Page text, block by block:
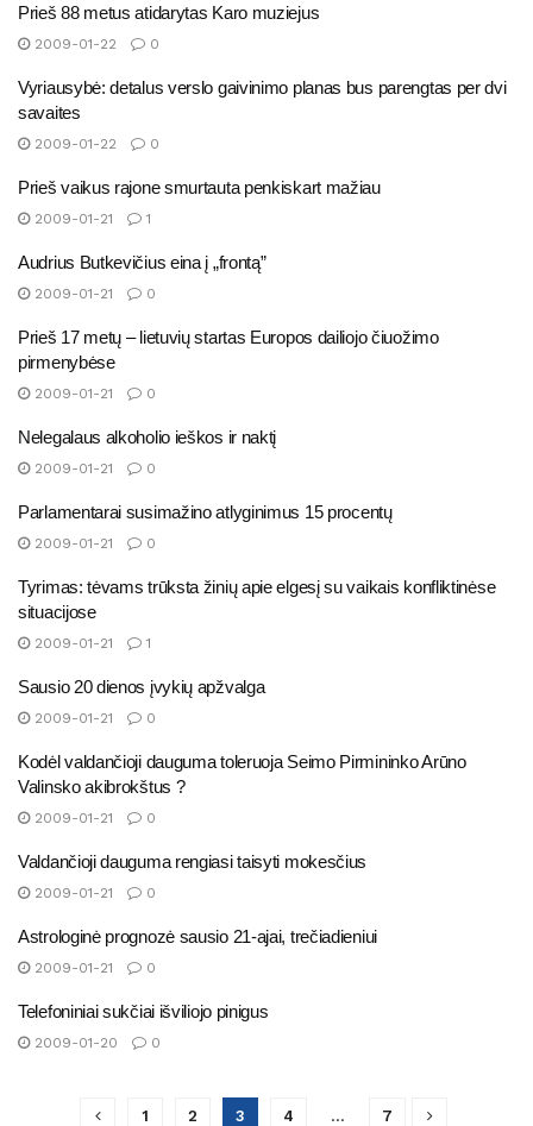
Prieš 88 metus atidarytas Karo muziejus
2009-01-22 0
Vyriausybė: detalus verslo gaivinimo planas bus parengtas per dvi
savaites
2009-01-22 0
Prieš vaikus rajone smurtauta penkiskart mažiau
2009-01-21 1
Audrius Butkevičius eina į „frontą”
2009-01-21 0
Prieš 17 metų – lietuvių startas Europos dailiojo čiuožimo
pirmenybėse
2009-01-21 0
Nelegalaus alkoholio ieškos ir naktį
2009-01-21 0
Parlamentarai susimažino atlyginimus 15 procentų
2009-01-21 0
Tyrimas: tėvams trūksta žinių apie elgesį su vaikais konfliktinėse
situacijose
2009-01-21 1
Sausio 20 dienos įvykių apžvalga
2009-01-21 0
Kodėl valdančioji dauguma toleruoja Seimo Pirmininko Arūno
Valinsko akibrokštus ?
2009-01-21 0
Valdančioji dauguma rengiasi taisyti mokesčius
2009-01-21 0
Astrologinė prognozė sausio 21-ajai, trečiadieniui
2009-01-21 0
Telefoniniai sukčiai išviliojo pinigus
2009-01-20 0
1 2 3 4 … 7